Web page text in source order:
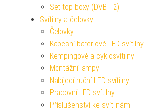
Set top boxy (DVB-T2)
Svítilny a čelovky
Čelovky
Kapesní bateriové LED svítilny
Kempingové a cyklosvítilny
Montážní lampy
Nabíjecí ruční LED svítilny
Pracovní LED svítilny
Příslušenství ke svítilnám